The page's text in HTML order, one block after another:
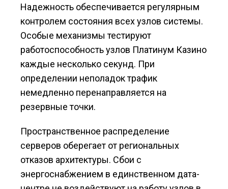
Надежность обеспечивается регулярным
контролем состояния всех узлов системы.
Особые механизмы тестируют
работоспособность узлов Платинум Казино
каждые несколько секунд. При
определении неполадок трафик
немедленно перенаправляется на
резервные точки.
Пространственное распределение
серверов оберегает от региональных
отказов архитектуры. Сбои с
энергоснабжением в единственном дата-